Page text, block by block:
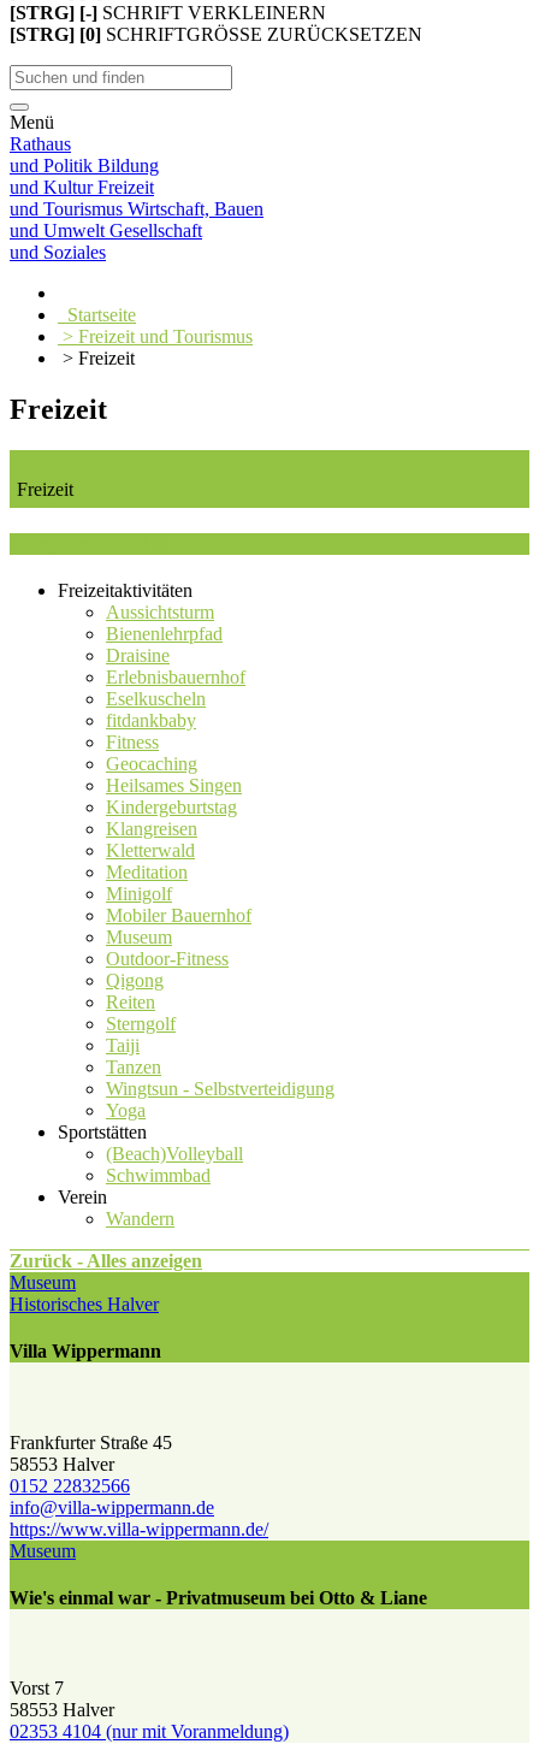
[STRG] [-] SCHRIFT VERKLEINERN
[STRG] [0] SCHRIFTGRÖSSE ZURÜCKSETZEN
Menü
Rathaus
und Politik Bildung
und KulturFreizeit
und Tourismus Wirtschaft, Bauen
und Umwelt Gesellschaft
und Soziales
Startseite
> Freizeit und Tourismus
> Freizeit
Freizeit
Freizeit
Freizeitaktivitäten
Aussichtsturm
Bienenlehrpfad
Draisine
Erlebnisbauernhof
Eselkuscheln
fitdankbaby
Fitness
Geocaching
Heilsames Singen
Kindergeburtstag
Klangreisen
Kletterwald
Meditation
Minigolf
Mobiler Bauernhof
Museum
Outdoor-Fitness
Qigong
Reiten
Sterngolf
Taiji
Tanzen
Wingtsun - Selbstverteidigung
Yoga
Sportstätten
(Beach)Volleyball
Schwimmbad
Verein
Wandern
Zurück - Alles anzeigen
Museum
Historisches Halver
Villa Wippermann
Frankfurter Straße 45
58553 Halver
0152 22832566
info@​villa-wippermann.de
https://www.villa-wippermann.de/
Museum
Wie's einmal war - Privatmuseum bei Otto & Liane
Vorst 7
58553 Halver
02353 4104 (nur mit Voranmeldung)